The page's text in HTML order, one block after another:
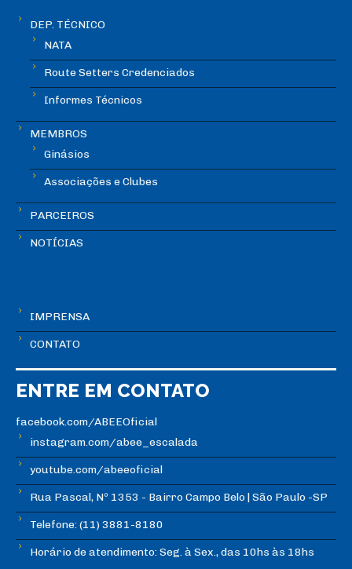
DEP. TÉCNICO
NATA
Route Setters Credenciados
Informes Técnicos
MEMBROS
Ginásios
Associações e Clubes
PARCEIROS
NOTÍCIAS
IMPRENSA
CONTATO
ENTRE EM CONTATO
facebook.com/ABEEOficial
instagram.com/abee_escalada
youtube.com/abeeoficial
Rua Pascal, Nº 1353 - Bairro Campo Belo | São Paulo -SP
Telefone: (11) 3881-8180
Horário de atendimento: Seg. à Sex., das 10hs às 18hs